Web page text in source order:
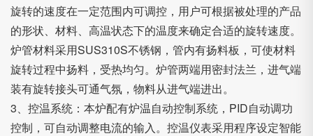
旋转的速度在一定范围内可调控，用户可根据被处理的产品
的形状、材料、高温状态下的温度来确定合适的旋转速度。
炉管材料采用SUS310S不锈钢，管内有扬料板，可使材料
旋转过程中扬料，受热均匀。炉管两端用密封法兰，进气端
装有旋转接头可通气氛，物料从进气端进出。
3、控温系统：本炉配有炉温自动控制系统，PID自动调功
控制，可自动调整电流的输入。控温仪表采用程序设定智能